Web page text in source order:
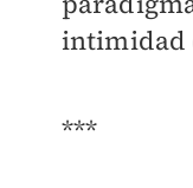
intimidad
***